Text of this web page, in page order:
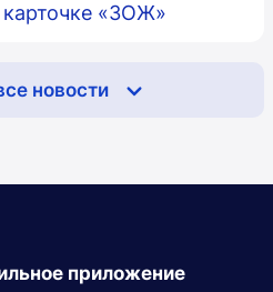
«ЗОЖ»
новости
приложение